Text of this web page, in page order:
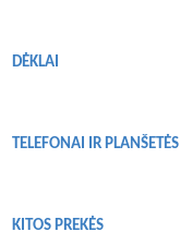
DĖKLAI
TELEFONAI IR PLANŠETĖS
KITOS PREKĖS